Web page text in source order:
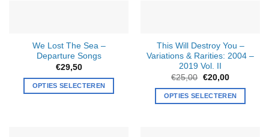
We Lost The Sea –
Departure Songs
€29,50
OPTIES SELECTEREN
This Will Destroy You –
Variations & Rarities: 2004 –
2019 Vol. II
€25,00 Oorspronkelijke
was:
€25,00.
€20,00Huidige
is:
€20,00.
OPTIES SELECTEREN